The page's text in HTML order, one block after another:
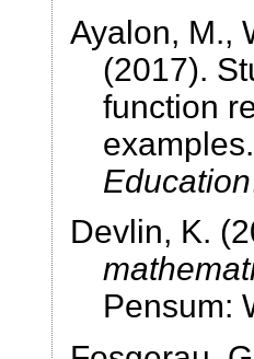
Ayalon, M.,
(2017).
function
Education
Devlin, K.
Pensum: